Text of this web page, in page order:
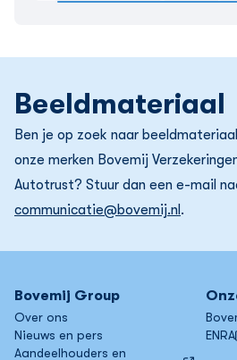
Beeldmateriaal
Ben je op zoek naar
onze merken Bovemij
Autotrust? Stuur dan een e-mail
communicatie@bovemij.nl .
Bovemij Group
Over ons
Nieuws en pers
Aandeelhouders en
ENRA